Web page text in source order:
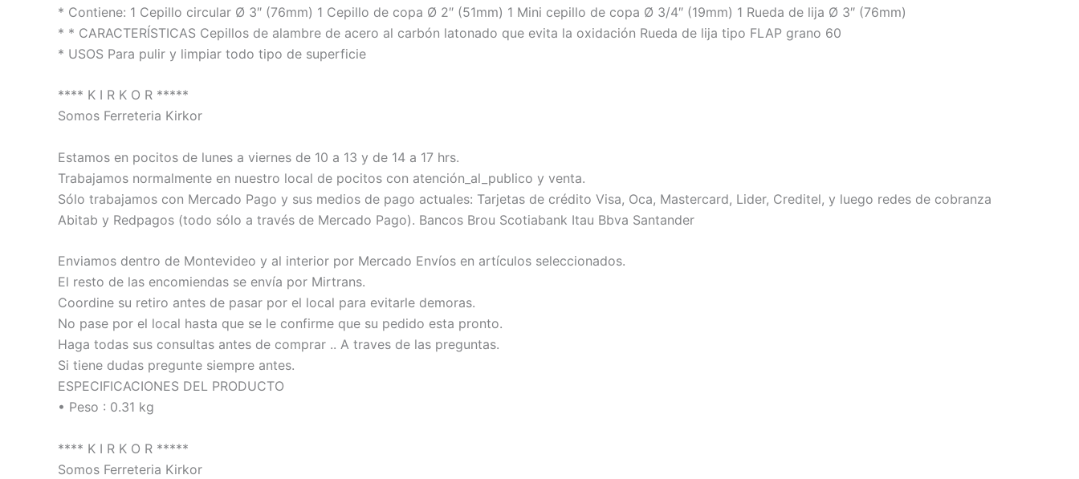
* Contiene: 1 Cepillo circular Ø 3″ (76mm) 1 Cepillo de copa Ø 2″ (51mm) 1 Mini cepillo de copa Ø 3/4″ (19mm) 1 Rueda de lija Ø 3″ (76mm)
* * CARACTERÍSTICAS Cepillos de alambre de acero al carbón latonado que evita la oxidación Rueda de lija tipo FLAP grano 60
* USOS Para pulir y limpiar todo tipo de superficie
**** K I R K O R *****
Somos Ferreteria Kirkor
Estamos en pocitos de lunes a viernes de 10 a 13 y de 14 a 17 hrs.
Trabajamos normalmente en nuestro local de pocitos con atención_al_publico y venta.
Sólo trabajamos con Mercado Pago y sus medios de pago actuales: Tarjetas de crédito Visa, Oca, Mastercard, Lider, Creditel, y luego redes de cobranza
Abitab y Redpagos (todo sólo a través de Mercado Pago). Bancos Brou Scotiabank Itau Bbva Santander
Enviamos dentro de Montevideo y al interior por Mercado Envíos en artículos seleccionados.
El resto de las encomiendas se envía por Mirtrans.
Coordine su retiro antes de pasar por el local para evitarle demoras.
No pase por el local hasta que se le confirme que su pedido esta pronto.
Haga todas sus consultas antes de comprar .. A traves de las preguntas.
Si tiene dudas pregunte siempre antes.
ESPECIFICACIONES DEL PRODUCTO
• Peso : 0.31 kg
**** K I R K O R *****
Somos Ferreteria Kirkor